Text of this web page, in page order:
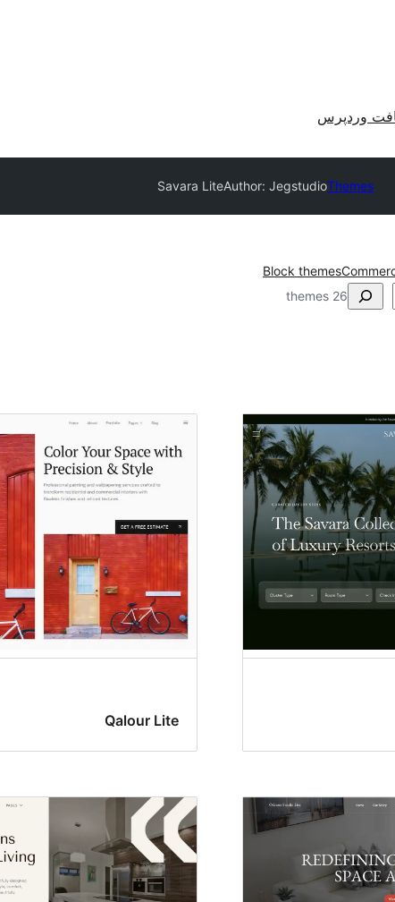
وردپرس
Themes
Author: Jegstudio
Savara Lite
Block themes
26 themes
Qalour Lite